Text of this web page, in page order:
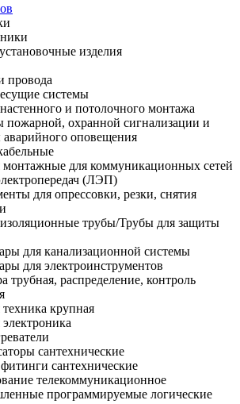
изделия
провода
системы
и потолочного монтажа
пожарной, охранной сигнализации и
аварийного оповещения
монтажные для коммуникационных сетей
(ЛЭП)
для опрессовки, резки, снятия
трубы/Трубы для защиты
для канализационной системы
для электроинструментов
трубная, распределение, контроль
крупная
сантехнические
сантехнические
телекоммуникационное
программируемые логические